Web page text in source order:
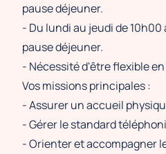
pause déjeuner.
- Du lundi au jeudi de 10h00
pause déjeuner.
- Nécessité d'être flexible
Vos missions principales :
- Assurer un accueil
- Gérer le standard
- Orienter et accompagner